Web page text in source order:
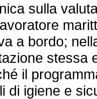
sulla
a bordo;
stessa
il
di igiene e